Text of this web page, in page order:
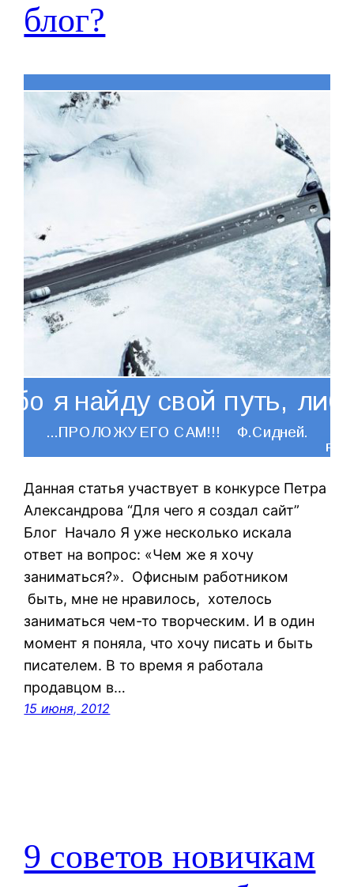
блог?
Данная статья участвует в конкурсе Петра
Александрова “Для чего я создал сайт”
Блог Начало Я уже несколько искала
ответ на вопрос: «Чем же я хочу
заниматься?». Офисным работником
быть, мне не нравилось, хотелось
заниматься чем-то творческим. И в один
момент я поняла, что хочу писать и быть
писателем. В то время я работала
продавцом в…
15 июня, 2012
9 советов новичкам